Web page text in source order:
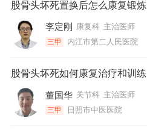
股骨头坏死置换后怎么康复锻炼
李定刚 康复科 主治医师
三甲 内江市第二人民医院
股骨头坏死如何康复治疗和训练
董国华 关节科 主治医师
三甲 日照市中医医院